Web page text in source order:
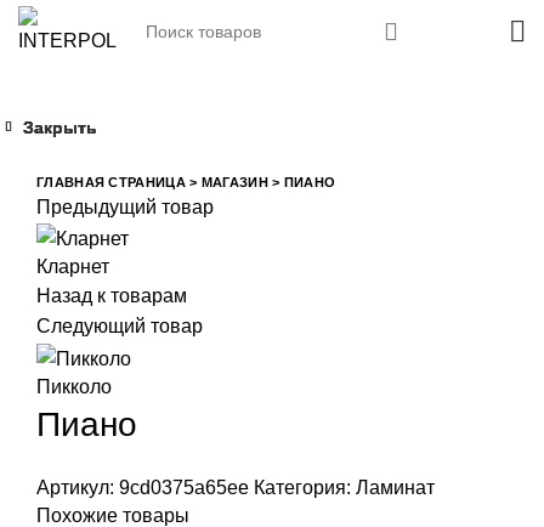
ГЛАВНАЯ СТРАНИЦА> МАГАЗИН> ПИАНО
Предыдущий товар
Кларнет
Назад к товарам
Следующий товар
Пикколо
Пиано
Артикул: 9cd0375a65ee Категория: Ламинат
Похожие товары
Закрыть
Закрыть
Закрыть
Закрыть